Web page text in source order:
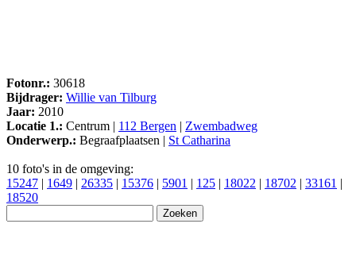
Fotonr.: 30618
Bijdrager: Willie van Tilburg
Jaar: 2010
Locatie 1.: Centrum | 112 Bergen | Zwembadweg
Onderwerp.: Begraafplaatsen | St Catharina
10 foto's in de omgeving:
15247 | 1649 | 26335 | 15376 | 5901 | 125 | 18022 | 18702 | 33161 |
18520